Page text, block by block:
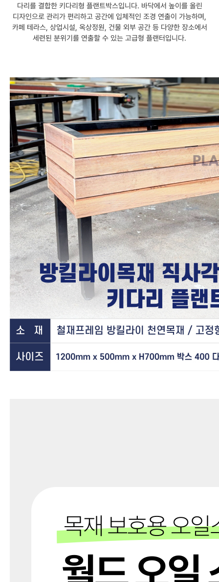
다리를 결합한 키다리형 플랜트박스입니다. 바닥에서 높이를 올린
디자인으로 관리가 편리하고 공간에 입체적인 조경 연출이 가능하며,
카페 테라스, 상업시설, 옥상정원, 건물 외부 공간 등 다양한 장소에서
세련된 분위기를 연출할 수 있는 고급형 플랜터입니다.